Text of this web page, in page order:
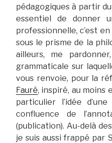
pédagogiques à partir
essentiel de donner
professionnelle, c’est
sous le prisme de la
ailleurs, me
grammaticale sur
vous renvoie, pour la
Fauré, inspiré, au moins
particulier l’idée
confluence de
(publication). Au-delà
je suis aussi frappé par